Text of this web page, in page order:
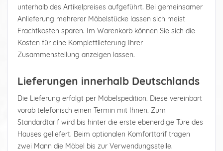
unterhalb des Artikelpreises aufgeführt. Bei gemeinsamer
Anlieferung mehrerer Möbelstücke lassen sich meist
Frachtkosten sparen. Im Warenkorb können Sie sich die
Kosten für eine Komplettlieferung Ihrer
Zusammenstellung anzeigen lassen.
Lieferungen innerhalb Deutschlands
Die Lieferung erfolgt per Möbelspedition. Diese vereinbart
vorab telefonisch einen Termin mit Ihnen. Zum
Standardtarif wird bis hinter die erste ebenerdige Türe des
Hauses geliefert. Beim optionalen Komforttarif tragen
zwei Mann die Möbel bis zur Verwendungsstelle.